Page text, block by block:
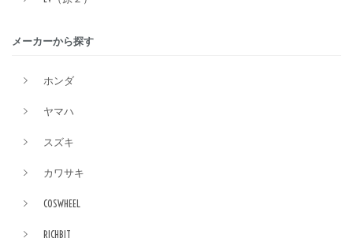
メーカーから探す
ホンダ
ヤマハ
スズキ
カワサキ
COSWHEEL
RICHBIT